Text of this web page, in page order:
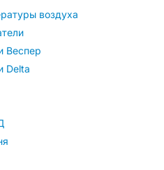
воздуха
Веспер
Delta